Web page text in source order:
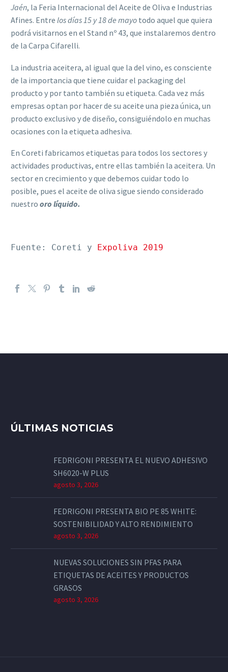
Jaén, la Feria Internacional del Aceite de Oliva e Industrias
Afines. Entre los días 15 y 18 de mayo todo aquel que quiera
podrá visitarnos en el Stand nº 43, que instalaremos dentro
de la Carpa Cifarelli.
La industria aceitera, al igual que la del vino, es consciente
de la importancia que tiene cuidar el packaging del
producto y por tanto también su etiqueta. Cada vez más
empresas optan por hacer de su aceite una pieza única, un
producto exclusivo y de diseño, consiguiéndolo en muchas
ocasiones con la etiqueta adhesiva.
En Coreti fabricamos etiquetas para todos los sectores y
actividades productivas, entre ellas también la aceitera. Un
sector en crecimiento y que debemos cuidar todo lo
posible, pues el aceite de oliva sigue siendo considerado
nuestro oro líquido.
Fuente: Coreti y Expoliva 2019
ÚLTIMAS NOTICIAS
FEDRIGONI PRESENTA EL NUEVO ADHESIVO
SH6020-W PLUS
agosto 3, 2026
FEDRIGONI PRESENTA BIO PE 85 WHITE:
SOSTENIBILIDAD Y ALTO RENDIMIENTO
agosto 3, 2026
NUEVAS SOLUCIONES SIN PFAS PARA
ETIQUETAS DE ACEITES Y PRODUCTOS
GRASOS
agosto 3, 2026